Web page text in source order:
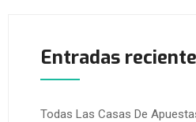
Entradas
Todas Las Casas De